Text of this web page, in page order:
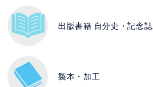
出版書籍 自分史・記念誌
製本・加工